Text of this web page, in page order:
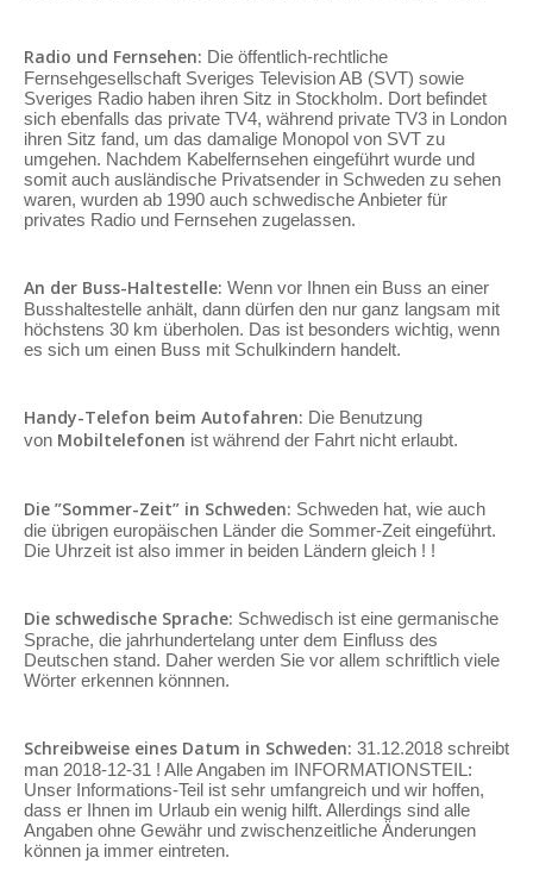
Radio und Fernsehen: Die öffentlich-rechtliche
Fernsehgesellschaft Sveriges Television AB (SVT) sowie
Sveriges Radio haben ihren Sitz in Stockholm. Dort befindet
sich ebenfalls das private TV4, während private TV3 in London
ihren Sitz fand, um das damalige Monopol von SVT zu
umgehen. Nachdem Kabelfernsehen eingeführt wurde und
somit auch ausländische Privatsender in Schweden zu sehen
waren, wurden ab 1990 auch schwedische Anbieter für
privates Radio und Fernsehen zugelassen.
An der Buss-Haltestelle: Wenn vor Ihnen ein Buss an einer
Busshaltestelle anhält, dann dürfen den nur ganz langsam mit
höchstens 30 km überholen. Das ist besonders wichtig, wenn
es sich um einen Buss mit Schulkindern handelt.
Handy-Telefon beim Autofahren: Die Benutzung
von Mobiltelefonen ist während der Fahrt nicht erlaubt.
Die ”Sommer-Zeit” in Schweden: Schweden hat, wie auch
die übrigen europäischen Länder die Sommer-Zeit eingeführt.
Die Uhrzeit ist also immer in beiden Ländern gleich ! !
Die schwedische Sprache: Schwedisch ist eine germanische
Sprache, die jahrhundertelang unter dem Einfluss des
Deutschen stand. Daher werden Sie vor allem schriftlich viele
Wörter erkennen könnnen.
Schreibweise eines Datum in Schweden: 31.12.2018 schreibt
man 2018-12-31 ! Alle Angaben im INFORMATIONSTEIL:
Unser Informations-Teil ist sehr umfangreich und wir hoffen,
dass er Ihnen im Urlaub ein wenig hilft. Allerdings sind alle
Angaben ohne Gewähr und zwischenzeitliche Änderungen
können ja immer eintreten.